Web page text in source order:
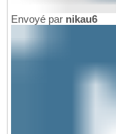
Envoyé par nikau6